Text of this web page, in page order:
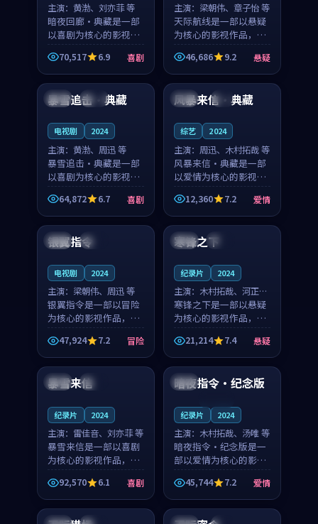
主演： 黄渤、刘亦菲 等
暗夜回廊·典藏是一部
以喜剧为核心的影视作
品，围绕危机、反转与
人物成长展开，整体节
奏紧凑，值得推荐观
看。
70,517 6.9 喜剧
主演： 梁朝伟、章子怡 等
天际航线是一部以悬疑
为核心的影视作品，围
绕危机、反转与人物成
长展开，整体节奏紧
凑，值得推荐观看。
46,686 9.2 悬疑
英国 独播
暴雪追击·典藏
电视剧 2024
主演： 黄渤、周迅 等
暴雪追击·典藏是一部
以喜剧为核心的影视作
品，围绕危机、反转与
人物成长展开，整体节
奏紧凑，值得推荐观
看。
64,872 6.7 喜剧
韩国 4K
风暴来信·典藏
综艺 2024
主演： 周迅、木村拓哉 等
风暴来信·典藏是一部
以爱情为核心的影视作
品，围绕危机、反转与
人物成长展开，整体节
奏紧凑，值得推荐观
看。
12,360 7.2 爱情
泰国 热播
银翼指令
电视剧 2024
主演： 梁朝伟、周迅 等
银翼指令是一部以冒险
为核心的影视作品，围
绕危机、反转与人物成
长展开，整体节奏紧
凑，值得推荐观看。
47,924 7.2 冒险
法国 热播
寒锋之下
纪录片 2024
主演： 木村拓哉、河正宇
等
寒锋之下是一部以悬疑
为核心的影视作品，围
绕危机、反转与人物成
长展开，整体节奏紧
凑，值得推荐观看。
21,214 7.4 悬疑
中国 完结
暴雪来信
纪录片 2024
主演： 雷佳音、刘亦菲 等
暴雪来信是一部以喜剧
为核心的影视作品，围
绕危机、反转与人物成
长展开，整体节奏紧
凑，值得推荐观看。
92,570 6.1 喜剧
英国
暗夜指令·纪念版
纪录片 2024
主演： 木村拓哉、汤唯 等
暗夜指令·纪念版是一
部以爱情为核心的影视
作品，围绕危机、反转
与人物成长展开，整体
节奏紧凑，值得推荐观
看。
45,744 7.2 爱情